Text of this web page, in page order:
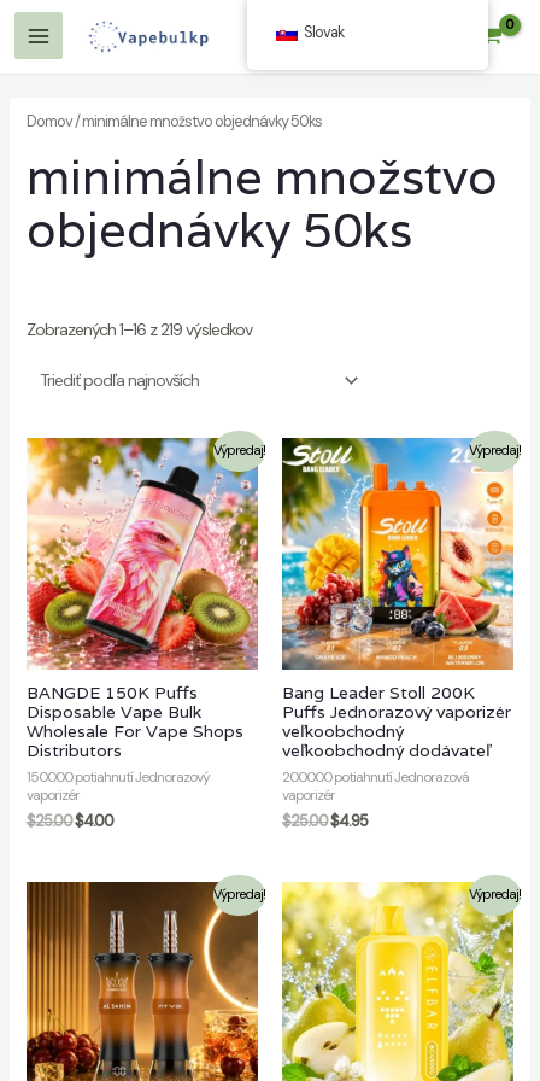
Preskočiť
Hlavné
Domov/ minimálne množstvo objednávky 50ks
minimálne množstvo
objednávky 50ks
Zobrazených 1–16 z 219 výsledkov
Výpredaj!
BANGDE 150K Puffs
Disposable Vape Bulk
Wholesale For Vape Shops
Distributors
150000 potiahnutí Jednorazový
vaporizér
$25.00$4.00
Výpredaj!
Bang Leader Stoll 200K
Puffs Jednorazový vaporizér
veľkoobchodný
veľkoobchodný dodávateľ
200000 potiahnutí Jednorazová
vaporizér
$25.00$4.95
Výpredaj! Výpredaj!
Slovak